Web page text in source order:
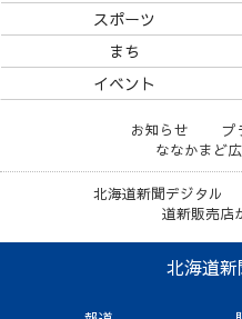
スポーツ
まち
イベント
お知らせ
プ
ななかまど
北海道新聞デジタル
道新販売店
北海道